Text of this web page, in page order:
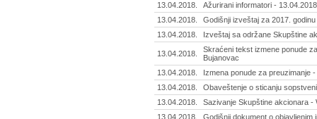
13.04.2018.
Ažurirani informatori - 13.04.2018
13.04.2018.
Godišnji izveštaj za 2017.
13.04.2018.
Izveštaj sa održane Skupštine
13.04.2018.
Skraćeni tekst izmene ponude
Bujanovac
13.04.2018.
Izmena ponude za preuzimanje
13.04.2018.
Obaveštenje o sticanju
13.04.2018.
Sazivanje Skupštine akcionara -
13.04.2018.
Godišnji dokument o objavljenim